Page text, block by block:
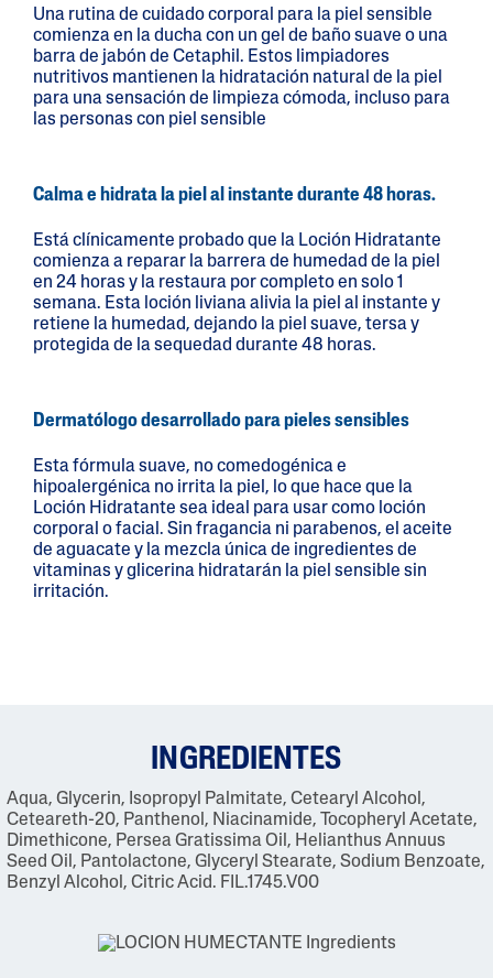
Una rutina de cuidado corporal para la piel sensible
comienza en la ducha con un gel de baño suave o una
barra de jabón de Cetaphil. Estos limpiadores
nutritivos mantienen la hidratación natural de la piel
para una sensación de limpieza cómoda, incluso para
las personas con piel sensible
Calma e hidrata la piel al instante durante 48 horas.
Está clínicamente probado que la Loción Hidratante
comienza a reparar la barrera de humedad de la piel
en 24 horas y la restaura por completo en solo 1
semana. Esta loción liviana alivia la piel al instante y
retiene la humedad, dejando la piel suave, tersa y
protegida de la sequedad durante 48 horas.
Dermatólogo desarrollado para pieles sensibles
Esta fórmula suave, no comedogénica e
hipoalergénica no irrita la piel, lo que hace que la
Loción Hidratante sea ideal para usar como loción
corporal o facial. Sin fragancia ni parabenos, el aceite
de aguacate y la mezcla única de ingredientes de
vitaminas y glicerina hidratarán la piel sensible sin
irritación.
INGREDIENTES
Aqua, Glycerin, Isopropyl Palmitate, Cetearyl Alcohol,
Ceteareth-20, Panthenol, Niacinamide, Tocopheryl Acetate,
Dimethicone, Persea Gratissima Oil, Helianthus Annuus
Seed Oil, Pantolactone, Glyceryl Stearate, Sodium Benzoate,
Benzyl Alcohol, Citric Acid. FIL.1745.V00